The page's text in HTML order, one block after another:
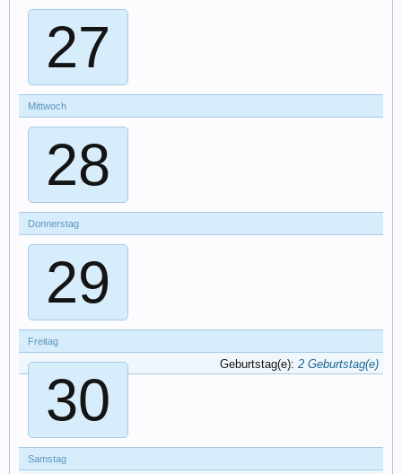
27
Mittwoch
28
Donnerstag
29
Freitag
30
Geburtstag(e): 2 Geburtstag(e)
Samstag